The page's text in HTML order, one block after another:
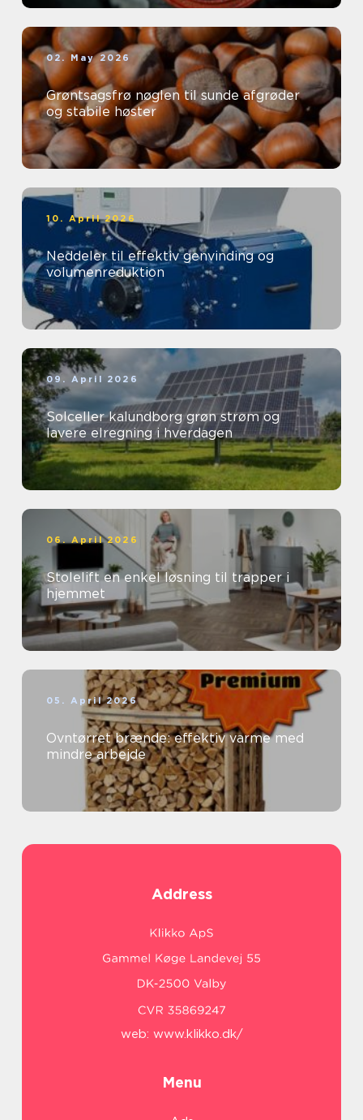
02. May 2026
Grøntsagsfrø nøglen til sunde afgrøder
og stabile høster
10. April 2026
Neddeler til effektiv genvinding og
volumenreduktion
09. April 2026
Solceller kalundborg grøn strøm og
lavere elregning i hverdagen
06. April 2026
Stolelift en enkel løsning til trapper i
hjemmet
05. April 2026
Ovntørret brænde: effektiv varme med
mindre arbejde
Address
web: www.klikko.dk/
Menu